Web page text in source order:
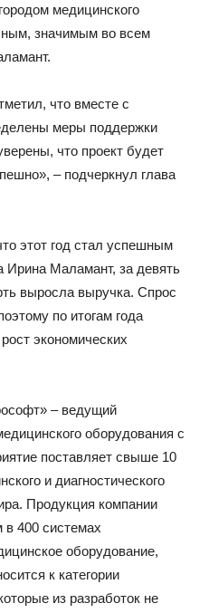
медицинского
значимым во всем
что вместе с
меры поддержки
что проект будет
– подчеркнул глава
этот год стал успешным
Ирина Маламант, за девять
выросла выручка. Спрос
по итогам года
экономических
– ведущий
оборудования с
поставляет свыше 10
и диагностического
Продукция компании
400 системах
оборудование,
к категории
из разработок не